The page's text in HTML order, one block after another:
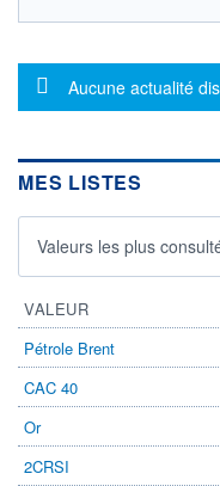
JP3551200003 FJG
Politique d'exécution
Cotation sur les
21,400
+ HAUT
VOLUME
LIMITE À LA
BAISSE
0,000
Message
Aucune actualité
MES LISTES
Valeurs les plus
VALEUR
Pétrole Brent
CAC 40
Or
2CRSI